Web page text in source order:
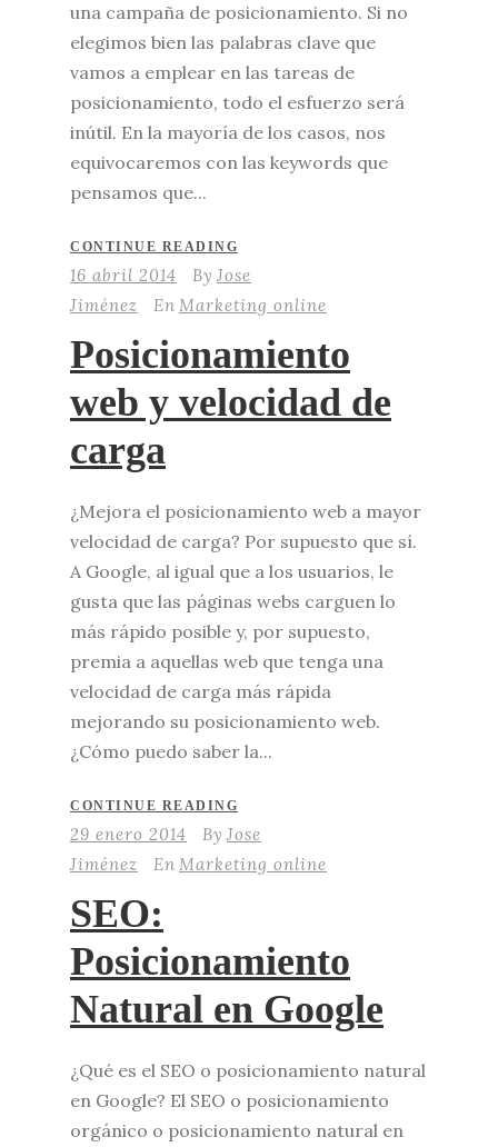
una campaña de posicionamiento. Si no
elegimos bien las palabras clave que
vamos a emplear en las tareas de
posicionamiento, todo el esfuerzo será
inútil. En la mayoría de los casos, nos
equivocaremos con las keywords que
pensamos que...
CONTINUE READING
16 abril 2014 By Jose
Jiménez
En Marketing online
Posicionamiento
web y velocidad de
carga
¿Mejora el posicionamiento web a mayor
velocidad de carga? Por supuesto que sí.
A Google, al igual que a los usuarios, le
gusta que las páginas webs carguen lo
más rápido posible y, por supuesto,
premia a aquellas web que tenga una
velocidad de carga más rápida
mejorando su posicionamiento web.
¿Cómo puedo saber la...
CONTINUE READING
29 enero 2014 By Jose
Jiménez
En Marketing online
SEO:
Posicionamiento
Natural en Google
¿Qué es el SEO o posicionamiento natural
en Google? El SEO o posicionamiento
orgánico o posicionamiento natural en